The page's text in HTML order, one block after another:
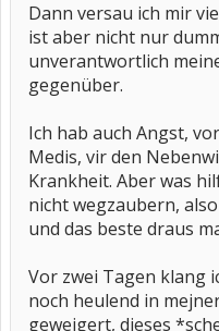
Dann versau ich mir
ist aber nicht nur
unverantwortlich
gegenüber.
Ich hab auch Angst,
Medis, vir den
Krankheit. Aber was
nicht wegzaubern,
und das beste draus
Vor zwei Tagen klang
noch heulend in
geweigert, dieses